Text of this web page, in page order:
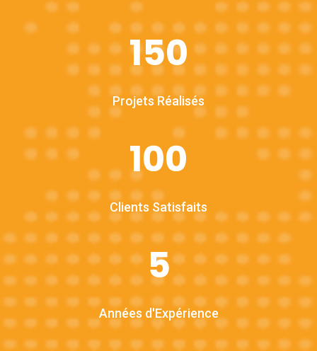
150
Projets Réalisés
100
Clients Satisfaits
5
Années d'Expérience